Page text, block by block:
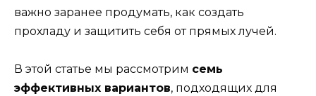
важно заранее продумать, как создать
прохладу и защитить себя от прямых лучей.
В этой статье мы рассмотрим семь
эффективных вариантов, подходящих для